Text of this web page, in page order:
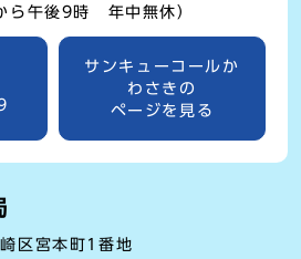
ら午後9時 年中無休）
サンキューコールか
わさきの
ページを見る
区宮本町1番地